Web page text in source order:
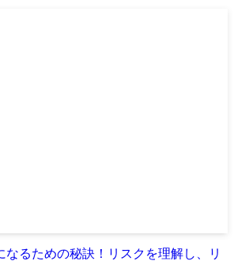
なるための秘訣！リスクを理解し、リ